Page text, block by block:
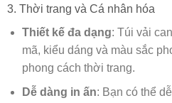
3. Thời trang và Cá nhân hóa
Thiết kế đa dạng: Túi vải
mã, kiểu dáng và màu sắc
phong cách thời trang.
Dễ dàng in ấn: Bạn có thể